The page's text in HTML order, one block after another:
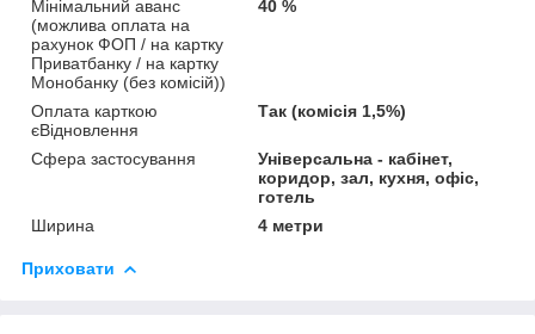
Мінімальний аванс
(можлива оплата на
рахунок ФОП / на картку
Приватбанку / на картку
Монобанку (без комісій))
40 %
Оплата карткою
єВідновлення
Так (комісія 1,5%)
Сфера застосування
Універсальна - кабінет,
коридор, зал, кухня, офіс,
готель
Ширина
4 метри
Приховати